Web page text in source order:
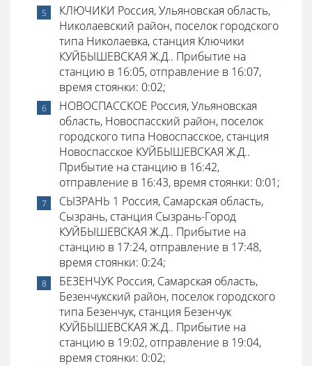
КЛЮЧИКИ Россия, Ульяновская область,
Николаевский район, поселок городского
типа Николаевка, станция Ключики
КУЙБЫШЕВСКАЯ Ж.Д.. Прибытие на
станцию в 16:05, отправление в 16:07,
время стоянки: 0:02;
НОВОСПАССКОЕ Россия, Ульяновская
область, Новоспасский район, поселок
городского типа Новоспасское, станция
Новоспасское КУЙБЫШЕВСКАЯ Ж.Д..
Прибытие на станцию в 16:42,
отправление в 16:43, время стоянки: 0:01;
СЫЗРАНЬ 1 Россия, Самарская область,
Сызрань, станция Сызрань-Город
КУЙБЫШЕВСКАЯ Ж.Д.. Прибытие на
станцию в 17:24, отправление в 17:48,
время стоянки: 0:24;
БЕЗЕНЧУК Россия, Самарская область,
Безенчукский район, поселок городского
типа Безенчук, станция Безенчук
КУЙБЫШЕВСКАЯ Ж.Д.. Прибытие на
станцию в 19:02, отправление в 19:04,
время стоянки: 0:02;